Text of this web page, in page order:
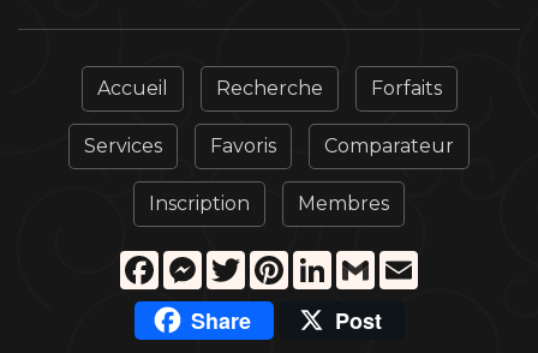
Accueil Recherche Forfaits
Services Favoris Comparateur
Inscription Membres
FacebookMessenger
TwitterPinterestLinkedIn
Gmail
Share Post